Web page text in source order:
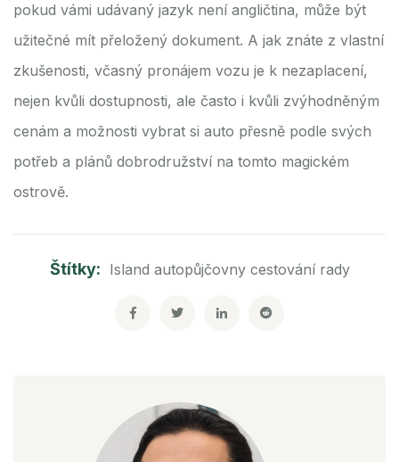
pokud vámi udávaný jazyk není angličtina, může být
užitečné mít přeložený dokument. A jak znáte z vlastní
zkušenosti, včasný pronájem vozu je k nezaplacení,
nejen kvůli dostupnosti, ale často i kvůli zvýhodněným
cenám a možnosti vybrat si auto přesně podle svých
potřeb a plánů dobrodružství na tomto magickém
ostrově.
Štítky: Island autopůjčovny cestování rady